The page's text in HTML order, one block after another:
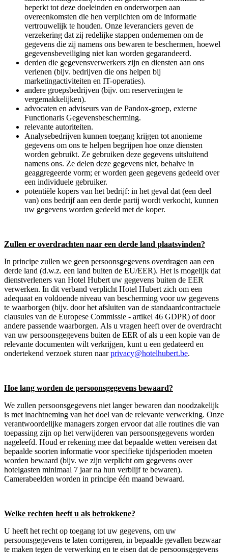
beperkt tot deze doeleinden en onderworpen aan
overeenkomsten die hen verplichten om de informatie
vertrouwelijk te houden. Onze leveranciers geven de
verzekering dat zij redelijke stappen ondernemen om de
gegevens die zij namens ons bewaren te beschermen, hoewel
gegevensbeveiliging niet kan worden gegarandeerd.
derden die gegevensverwerkers zijn en diensten aan ons
verlenen (bijv. bedrijven die ons helpen bij
marketingactiviteiten en IT-operaties).
andere groepsbedrijven (bijv. om reserveringen te
vergemakkelijken).
advocaten en adviseurs van de Pandox-groep, externe
Functionaris Gegevensbescherming.
relevante autoriteiten.
Analysebedrijven kunnen toegang krijgen tot anonieme
gegevens om ons te helpen begrijpen hoe onze diensten
worden gebruikt. Ze gebruiken deze gegevens uitsluitend
namens ons. Ze delen deze gegevens niet, behalve in
geaggregeerde vorm; er worden geen gegevens gedeeld over
een individuele gebruiker.
potentiële kopers van het bedrijf: in het geval dat (een deel
van) ons bedrijf aan een derde partij wordt verkocht, kunnen
uw gegevens worden gedeeld met de koper.
Zullen er overdrachten naar een derde land plaatsvinden?
In principe zullen we geen persoonsgegevens overdragen aan een
derde land (d.w.z. een land buiten de EU/EER). Het is mogelijk dat
dienstverleners van Hotel Hubert uw gegevens buiten de EER
verwerken. In dit verband verplicht Hotel Hubert zich om een
adequaat en voldoende niveau van bescherming voor uw gegevens
te waarborgen (bijv. door het afsluiten van de standaardcontractuele
clausules van de Europese Commissie - artikel 46 GDPR) of door
andere passende waarborgen. Als u vragen heeft over de overdracht
van uw persoonsgegevens buiten de EER of als u een kopie van de
relevante documenten wilt verkrijgen, kunt u een gedateerd en
ondertekend verzoek sturen naarprivacy@hotelhubert.be.
Hoe lang worden de persoonsgegevens bewaard?
We zullen persoonsgegevens niet langer bewaren dan noodzakelijk
is met inachtneming van het doel van de relevante verwerking. Onze
verantwoordelijke managers zorgen ervoor dat alle routines die van
toepassing zijn op het verwijderen van persoonsgegevens worden
nageleefd. Houd er rekening mee dat bepaalde wetten vereisen dat
bepaalde soorten informatie voor specifieke tijdsperioden moeten
worden bewaard (bijv. we zijn verplicht om gegevens over
hotelgasten minimaal 7 jaar na hun verblijf te bewaren).
Camerabeelden worden in principe één maand bewaard.
Welke rechten heeft u als betrokkene?
U heeft het recht op toegang tot uw gegevens, om uw
persoonsgegevens te laten corrigeren, in bepaalde gevallen bezwaar
te maken tegen de verwerking en te eisen dat de persoonsgegevens